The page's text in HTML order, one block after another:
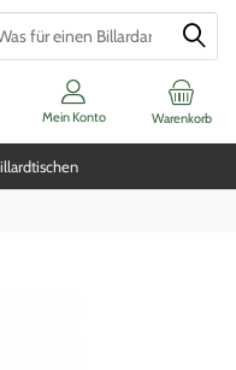
Warenkorb
Mein Konto